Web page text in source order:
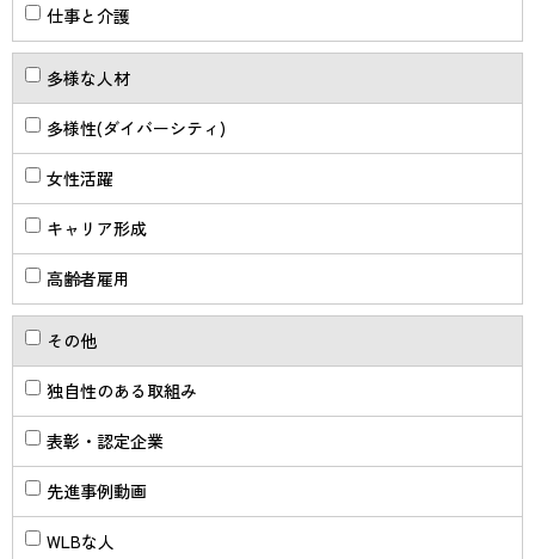
仕事と介護
多様な人材
多様性(ダイバーシティ)
女性活躍
キャリア形成
高齢者雇用
その他
独自性のある取組み
表彰・認定企業
先進事例動画
WLBな人